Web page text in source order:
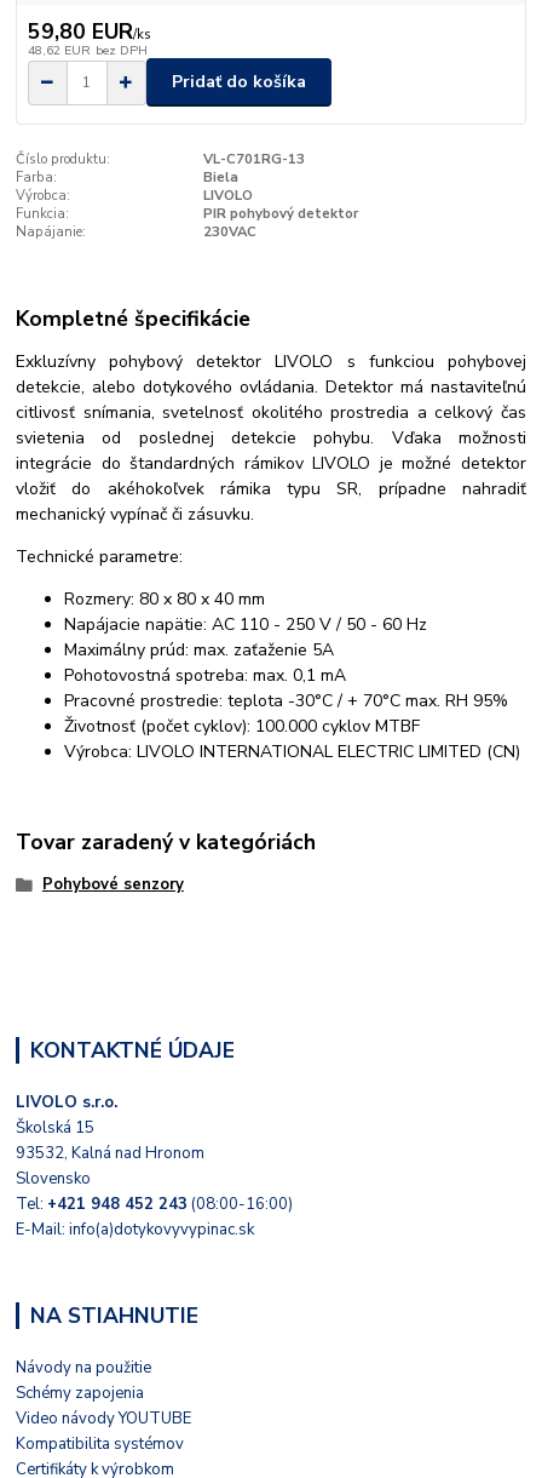
59,80 EUR/ks
48,62 EUR bez DPH
Pridať do košíka
Číslo produktu:
VL-C701RG-13
Farba:
Biela
Výrobca:
LIVOLO
Funkcia:
PIR pohybový detektor
Napájanie:
230VAC
Kompletné špecifikácie
Exkluzívny pohybový detektor LIVOLO s funkciou pohybovej
detekcie, alebo dotykového ovládania. Detektor má nastaviteľnú
citlivosť snímania, svetelnosť okolitého prostredia a celkový čas
svietenia od poslednej detekcie pohybu. Vďaka možnosti
integrácie do štandardných rámikov LIVOLO je možné detektor
vložiť do akéhokoľvek rámika typu SR, prípadne nahradiť
mechanický vypínač či zásuvku.
Technické parametre:
Rozmery: 80 x 80 x 40 mm
Napájacie napätie: AC 110 - 250 V / 50 - 60 Hz
Maximálny prúd: max. zaťaženie 5A
Pohotovostná spotreba: max. 0,1 mA
Pracovné prostredie: teplota -30°C / + 70°C max. RH 95%
Životnosť (počet cyklov): 100.000 cyklov MTBF
Výrobca: LIVOLO INTERNATIONAL ELECTRIC LIMITED (CN)
Tovar zaradený v kategóriách
Pohybové senzory
KONTAKTNÉ ÚDAJE
LIVOLO s.r.o.
Školská 15
93532, Kalná nad Hronom
Slovensko
Tel: +421 948 452 243 (08:00-16:00)
E-Mail: info(a)dotykovyvypinac.sk
NA STIAHNUTIE
Návody na použitie
Schémy zapojenia
Video návody YOUTUBE
Kompatibilita systémov
Certifikáty k výrobkom